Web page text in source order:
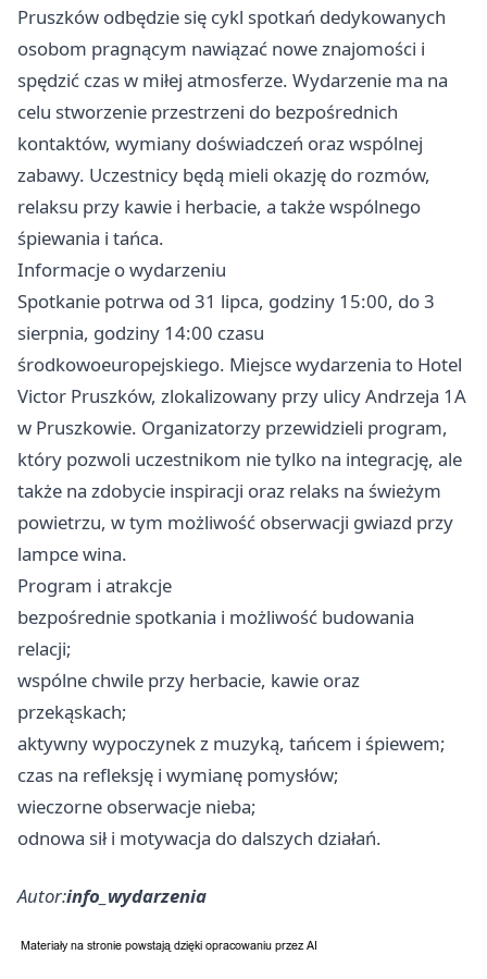
Pruszków odbędzie się cykl spotkań dedykowanych
osobom pragnącym nawiązać nowe znajomości i
spędzić czas w miłej atmosferze. Wydarzenie ma na
celu stworzenie przestrzeni do bezpośrednich
kontaktów, wymiany doświadczeń oraz wspólnej
zabawy. Uczestnicy będą mieli okazję do rozmów,
relaksu przy kawie i herbacie, a także wspólnego
śpiewania i tańca.
Informacje o wydarzeniu
Spotkanie potrwa od 31 lipca, godziny 15:00, do 3
sierpnia, godziny 14:00 czasu
środkowoeuropejskiego. Miejsce wydarzenia to Hotel
Victor Pruszków, zlokalizowany przy ulicy Andrzeja 1A
w Pruszkowie. Organizatorzy przewidzieli program,
który pozwoli uczestnikom nie tylko na integrację, ale
także na zdobycie inspiracji oraz relaks na świeżym
powietrzu, w tym możliwość obserwacji gwiazd przy
lampce wina.
Program i atrakcje
bezpośrednie spotkania i możliwość budowania
relacji;
wspólne chwile przy herbacie, kawie oraz
przekąskach;
aktywny wypoczynek z muzyką, tańcem i śpiewem;
czas na refleksję i wymianę pomysłów;
wieczorne obserwacje nieba;
odnowa sił i motywacja do dalszych działań.
Autor:info_wydarzenia